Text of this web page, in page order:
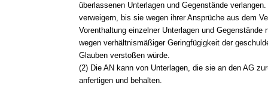
überlassenen Unterlagen und Gegenstände
verweigern, bis sie wegen ihrer Ansprüche aus dem
Vorenthaltung einzelner Unterlagen und Gegenstände
wegen verhältnismäßiger Geringfügigkeit der
Glauben verstoßen würde.
(2) Die AN kann von Unterlagen, die sie an den AG
anfertigen und behalten.